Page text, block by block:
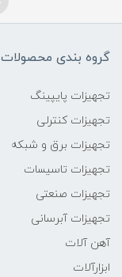
گروه بندی محصولات
تجهیزات پایپینگ
تجهیزات کنترلی
تجهیزات برق و شبکه
تجهیزات تاسیسات
تجهیزات صنعتی
تجهیزات آبرسانی
آهن آلات
ابزارآلات